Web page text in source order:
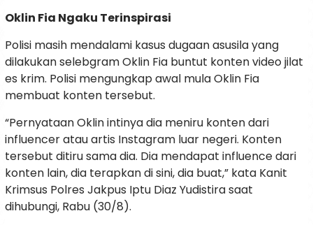
Oklin Fia Ngaku Terinspirasi
Polisi masih mendalami kasus dugaan asusila yang
dilakukan selebgram Oklin Fia buntut konten video jilat
es krim. Polisi mengungkap awal mula Oklin Fia
membuat konten tersebut.
“Pernyataan Oklin intinya dia meniru konten dari
influencer atau artis Instagram luar negeri. Konten
tersebut ditiru sama dia. Dia mendapat influence dari
konten lain, dia terapkan di sini, dia buat,” kata Kanit
Krimsus Polres Jakpus Iptu Diaz Yudistira saat
dihubungi, Rabu (30/8).